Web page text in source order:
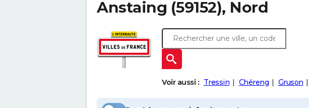
Anstaing (59152), Nord
Voir aussi : Tressin Chéreng Gruson